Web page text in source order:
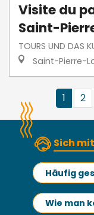
Visite du
Saint-
TOURS UND DAS
Saint-Pierre-
1 2
Sich
Häufig
Wie man